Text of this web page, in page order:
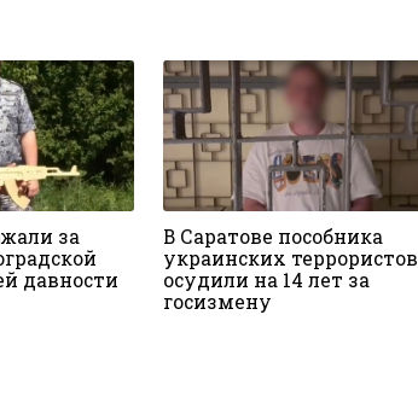
за
давности
В Саратове пособника
украинских террористов
осудили на 14 лет за
госизмену